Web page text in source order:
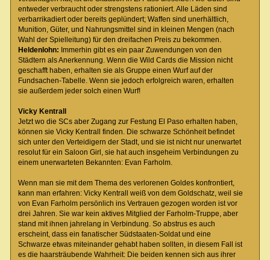
entweder verbraucht oder strengstens rationiert. Alle Läden sind
verbarrikadiert oder bereits geplündert; Waffen sind unerhältlich,
Munition, Güter, und Nahrungsmittel sind in kleinen Mengen (nach
Wahl der Spielleitung) für den dreifachen Preis zu bekommen.
Heldenlohn: Immerhin gibt es ein paar Zuwendungen von den
Städtern als Anerkennung. Wenn die Wild Cards die Mission nicht
geschafft haben, erhalten sie als Gruppe einen Wurf auf der
Fundsachen-Tabelle. Wenn sie jedoch erfolgreich waren, erhalten
sie außerdem jeder solch einen Wurf!
Vicky Kentrall
Jetzt wo die SCs aber Zugang zur Festung El Paso erhalten haben,
können sie Vicky Kentrall finden. Die schwarze Schönheit befindet
sich unter den Verteidigern der Stadt, und sie ist nicht nur unerwartet
resolut für ein Saloon Girl, sie hat auch insgeheim Verbindungen zu
einem unerwarteten Bekannten: Evan Farholm.
Wenn man sie mit dem Thema des verlorenen Goldes konfrontiert,
kann man erfahren: Vicky Kentrall weiß von dem Goldschatz, weil sie
von Evan Farholm persönlich ins Vertrauen gezogen worden ist vor
drei Jahren. Sie war kein aktives Mitglied der Farholm-Truppe, aber
stand mit ihnen jahrelang in Verbindung. So abstrus es auch
erscheint, dass ein fanatischer Südstaaten-Soldat und eine
Schwarze etwas miteinander gehabt haben sollten, in diesem Fall ist
es die haarsträubende Wahrheit: Die beiden kennen sich aus ihrer